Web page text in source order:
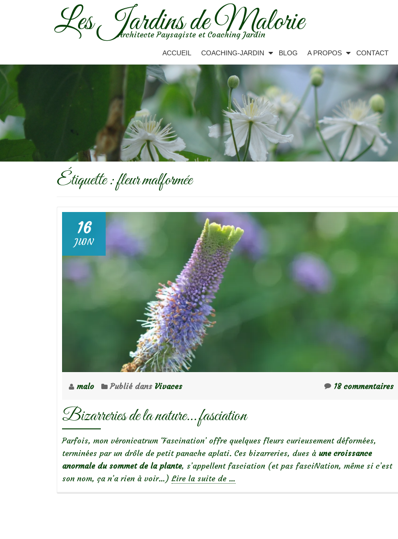
Les Jardins de Malorie
Architecte Paysagiste et Coaching Jardin
ACCUEIL COACHING-JARDIN BLOG A PROPOS CONTACT
Étiquette :fleur malformée
16
JUIN
malo Publié dans Vivaces 18 commentaires
Bizarreries de la nature… fasciation
Parfois, mon véronicatrum ‘Fascination’ offre quelques fleurs curieusement déformées,
terminées par un drôle de petit panache aplati. Ces bizarreries, dues à une croissance
anormale du sommet de la plante, s’appellent fasciation (et pas fasciNation, même si c’est
son nom, ça n’a rien à voir…) Lire la suite de …